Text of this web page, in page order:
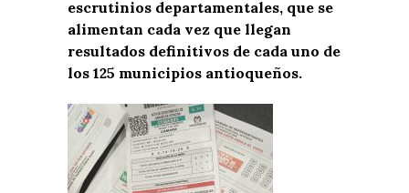
escrutinios departamentales, que se
alimentan cada vez que llegan
resultados definitivos de cada uno de
los 125 municipios antioqueños.